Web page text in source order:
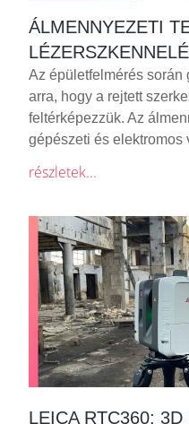
ÁLMENNYEZETI
Az épületfelmérés során
arra, hogy a rejtett
feltérképezzük. Az
gépészeti és elektromos
részletek...
LEICA RTC360: 3D